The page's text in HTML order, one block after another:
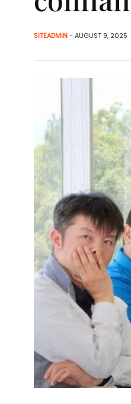
SITEADMIN- AUGUST 9, 2025